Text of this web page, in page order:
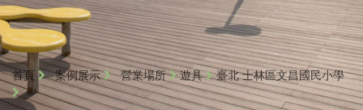
首頁 案例展示 營業場所 遊具 臺北 士林區文昌國民小學